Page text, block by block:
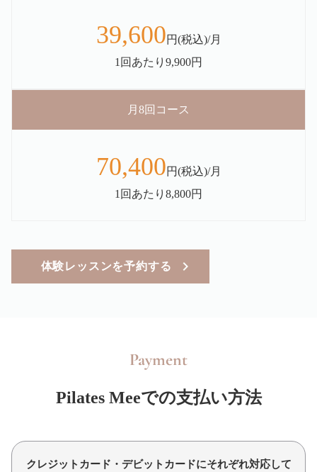
39,600円(税込)/月
1回あたり9,900円
月8回コース
70,400円(税込)/月
1回あたり8,800円
体験レッスンを予約する
Payment
Pilates Meeでの支払い方法
クレジットカード・デビットカードにそれぞれ対応して